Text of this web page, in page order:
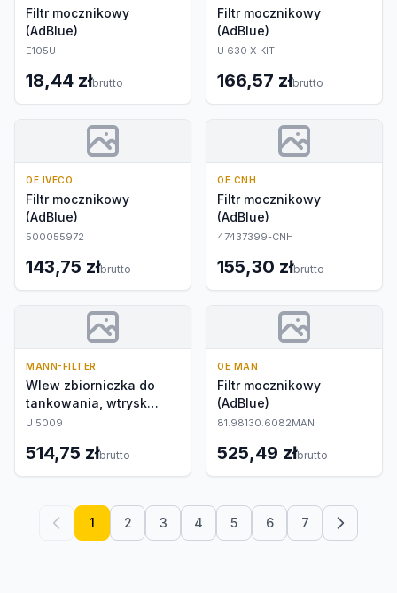
Filtr mocznikowy
(AdBlue)
E105U
18,44 złbrutto
Filtr mocznikowy
(AdBlue)
U 630 X KIT
166,57 złbrutto
OE IVECO
Filtr mocznikowy
(AdBlue)
500055972
143,75 złbrutto
OE CNH
Filtr mocznikowy
(AdBlue)
47437399-CNH
155,30 złbrutto
MANN-FILTER
Wlew zbiorniczka do
tankowania, wtrysk
mocznika (AdBlue)
U 5009
514,75 złbrutto
OE MAN
Filtr mocznikowy
(AdBlue)
81.98130.6082MAN
525,49 złbrutto
1 2 3 4 5 6 7